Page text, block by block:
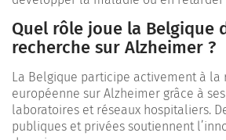
Quel rôle joue la Belgique
recherche sur Alzheimer ?
La Belgique participe activement à la
européenne sur Alzheimer grâce à
laboratoires et réseaux hospitaliers.
publiques et privées soutiennent